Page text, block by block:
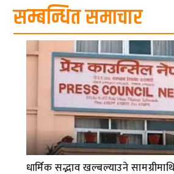
सम्बन्धित समाचार
धार्मिक सद्भाव खल्बल्याउने